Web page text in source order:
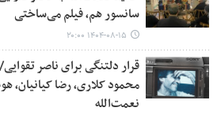
سانسور هم، فیلم می‌ساختی
۱۴۰۴-۰۸-۱۵ ۲۰:۰۰
قرار دلتنگی برای ناصر
محمود کلاری، رضا کیانیان،
نعمت‌الله